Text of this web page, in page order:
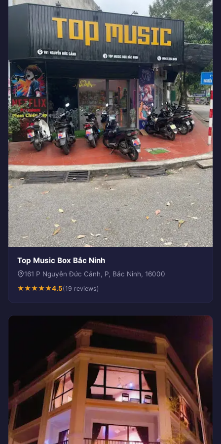
Top Music Box Bắc Ninh
161 P Nguyễn Đức Cảnh, P, Bắc Ninh, 16000
★★★★★4.5(19 reviews)